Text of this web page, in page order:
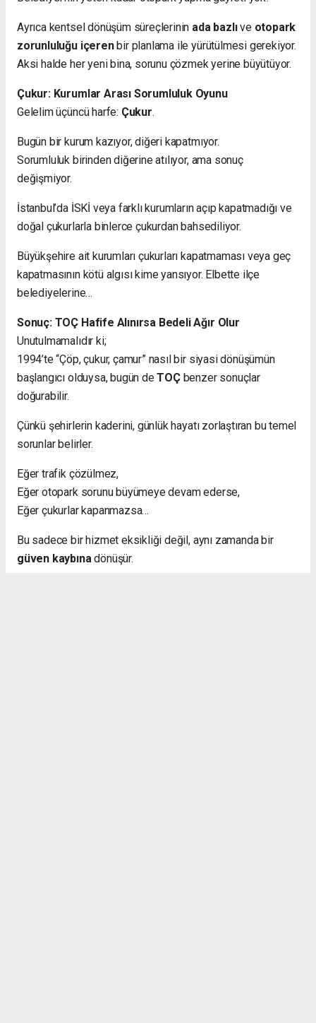
Ayrıca kentsel dönüşüm süreçlerinin ada bazlıve otopark
zorunluluğu içerenbir planlama ile yürütülmesi gerekiyor.
Aksi halde her yeni bina, sorunu çözmek yerine büyütüyor.
Çukur: Kurumlar Arası Sorumluluk Oyunu
Gelelim üçüncü harfe: Çukur.
Bugün bir kurum kazıyor, diğeri kapatmıyor.
Sorumluluk birinden diğerine atılıyor, ama sonuç
değişmiyor.
İstanbul’da İSKİ veya farklı kurumların açıp kapatmadığı ve
doğal çukurlarla binlerce çukurdan bahsediliyor.
Büyükşehire ait kurumları çukurları kapatmaması veya geç
kapatmasının kötü algısı kime yansıyor. Elbette ilçe
belediyelerine…
Sonuç: TOÇ Hafife Alınırsa Bedeli Ağır Olur
Unutulmamalıdır ki;
1994’te “Çöp, çukur, çamur” nasıl bir siyasi dönüşümün
başlangıcı olduysa, bugün deTOÇbenzer sonuçlar
doğurabilir.
Çünkü şehirlerin kaderini, günlük hayatı zorlaştıran bu temel
sorunlar belirler.
Eğer trafik çözülmez,
Eğer otopark sorunu büyümeye devam ederse,
Eğer çukurlar kapanmazsa…
Bu sadece bir hizmet eksikliği değil, aynı zamanda bir
güven kaybına dönüşür.